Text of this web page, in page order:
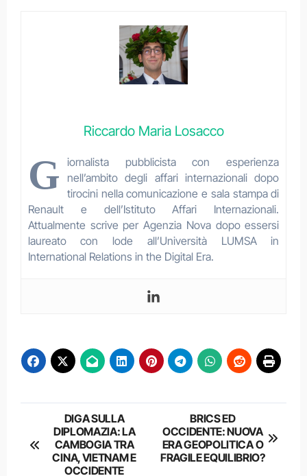
Riccardo Maria Losacco
G iornalista pubblicista con esperienza
nell’ambito degli affari internazionali dopo
tirocini nella comunicazione e sala stampa di
Renault e dell’Istituto Affari Internazionali.
Attualmente scrive per Agenzia Nova dopo essersi
laureato con lode all’Università LUMSA in
International Relations in the Digital Era.
Navigazione
articoli
DIGA SULLA
DIPLOMAZIA: LA
CAMBOGIA TRA
CINA, VIETNAM E
OCCIDENTE
BRICS ED
OCCIDENTE: NUOVA
ERA GEOPOLITICA O
FRAGILE EQUILIBRIO?